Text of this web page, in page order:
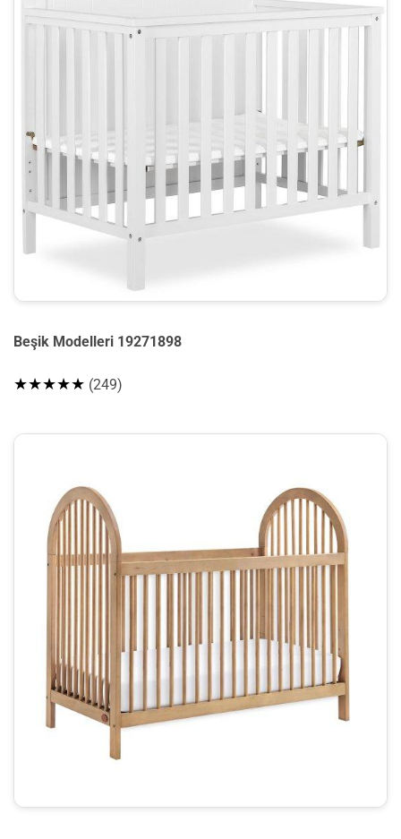
Beşik Modelleri 19271898
★★★★★ (249)